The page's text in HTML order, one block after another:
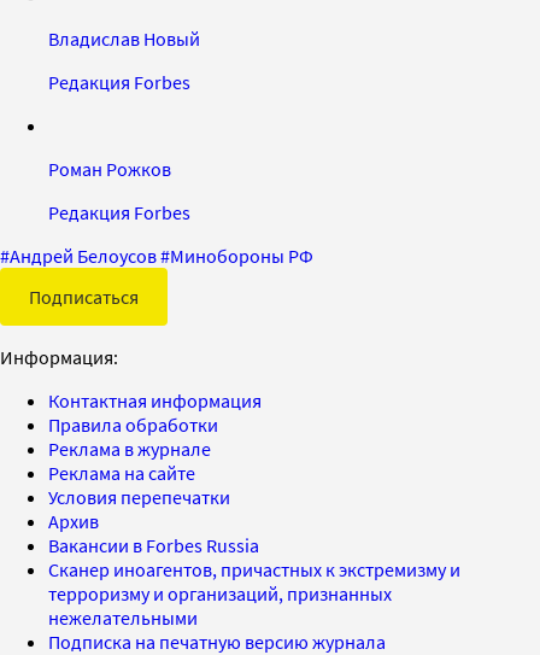
Владислав Новый
Редакция Forbes
Роман Рожков
Редакция Forbes
#Андрей Белоусов#Минобороны РФ
Подписаться
Информация:
Контактная информация
Правила обработки
Реклама в журнале
Реклама на сайте
Условия перепечатки
Архив
Вакансии в Forbes Russia
Сканер иноагентов, причастных к экстремизму и
терроризму и организаций, признанных
нежелательными
Подписка на печатную версию журнала